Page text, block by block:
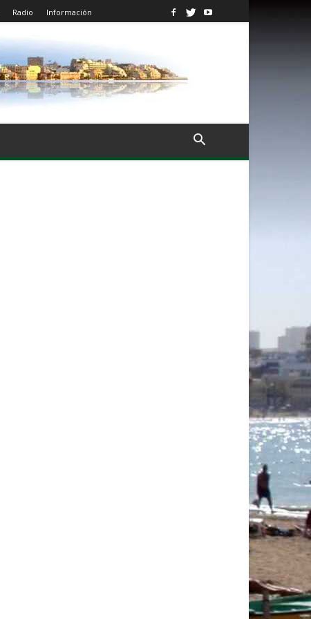
Radio Información